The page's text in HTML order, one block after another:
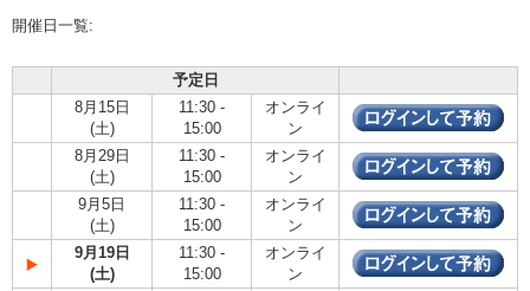
開催日一覧:
予定日
8月15日
(土)
11:30 -
15:00
オンライ
ン
8月29日
(土)
11:30 -
15:00
オンライ
ン
9月5日
(土)
11:30 -
15:00
オンライ
ン
9月19日
(土)
11:30 -
15:00
オンライ
ン